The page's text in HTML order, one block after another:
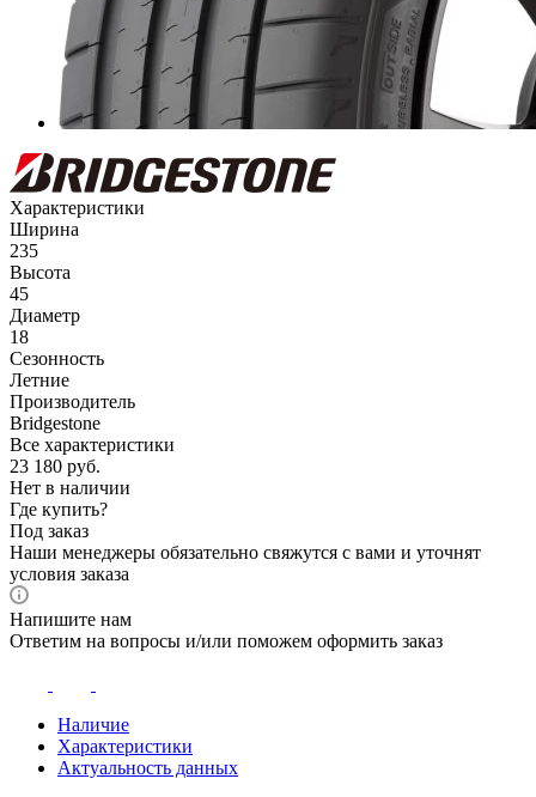
Характеристики
Ширина
235
Высота
45
Диаметр
18
Сезонность
Летние
Производитель
Bridgestone
Все характеристики
23 180 руб.
Нет в наличии
Где купить?
Под заказ
Наши менеджеры обязательно свяжутся с вами и уточнят
условия заказа
Напишите нам
Ответим на вопросы и/или поможем оформить заказ
Наличие
Характеристики
Актуальность данных